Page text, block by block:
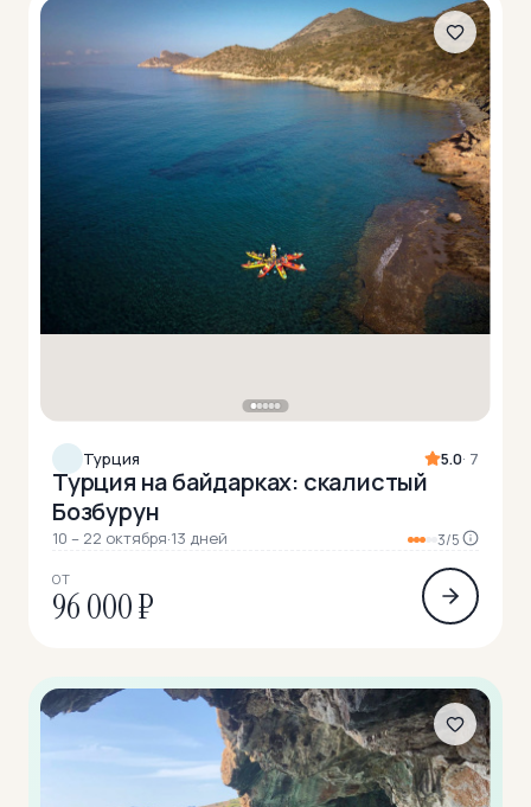
Турция 5.0· 7
Турция на байдарках: скалистый
Бозбурун
10 – 22 октября·13 дней 3/5
ОТ
96 000 ₽